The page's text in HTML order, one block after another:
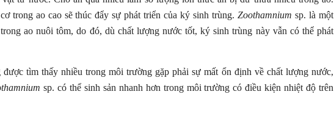
trong ao cao sẽ thúc đẩy sự phát triển của ký sinh trùng.Zoothamnium sp. là một
ao nuôi tôm, do đó, dù chất lượng nước tốt, ký sinh trùng này vẫn có thể phát
tìm thấy nhiều trong môi trường gặp phải sự mất ổn định về chất lượng nước,
sp. có thể sinh sản nhanh hơn trong môi trường có điều kiện nhiệt độ trên